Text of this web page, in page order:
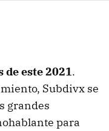
este 2021.
Subdivx se
grandes
para